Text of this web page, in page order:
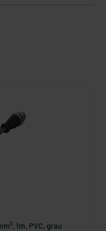
1m, PVC, grau